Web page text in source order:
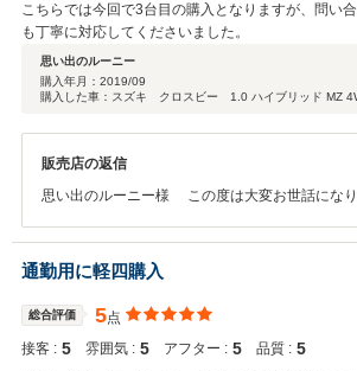
こちらでは今回で3台目の購入となりますが、問い
も丁寧に対応してくださいました。
思い出のルーニー
購入年月： 2019/09
購入した車：スズキ クロスビー 1.0 ハイブリッド MZ
販売店の返信
思い出のルーニー様 この度は大変お世話になりました。 ご近所さん
い致します。
通勤用に軽四購入
総合評価 5点
接客 : 5 雰囲気 : 5 アフター : 5 品質 : 5